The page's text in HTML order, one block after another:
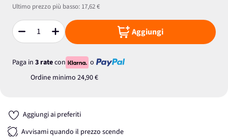
Ultimo prezzo più basso: 17,62 €
Quantità Aggiungi
Paga in 3 ratecon
o
Ordine minimo 24,90 €
Aggiungi ai preferiti
Avvisami quando il prezzo scende